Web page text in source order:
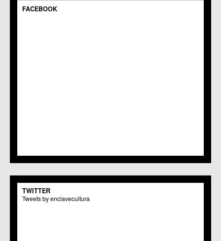
C.M. Gea y Truyols
C.C.S. La Paz
C.M. El Carmen
Centros Culturales
C.C. Puertas de Castilla
FACEBOOK
TWITTER
Tweets by enclavecultura